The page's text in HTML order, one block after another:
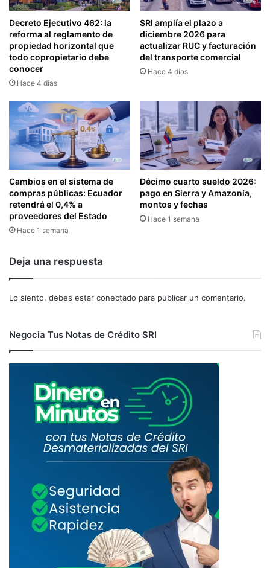
E
B
E
N
F
C
A
N
O
N
L
A
R
E
S
I
O
E
1
L
T
A
B
A
O
N
E
S
E
C
T
O
R
R
V
A
Decreto Ejecutivo 462: la
reforma al reglamento de
propiedad horizontal que
todo copropietario debe
conocer
Hace 4 días
SRI amplía el plazo a
diciembre 2026 para
actualizar RUC y facturación
del transporte comercial
Hace 4 días
Cambios en el sistema de
compras públicas: Ecuador
retendrá el 0,4% a
proveedores del Estado
Hace 1 semana
Décimo cuarto sueldo 2026:
pago en Sierra y Amazonía,
montos y fechas
Hace 1 semana
Deja una respuesta
Lo siento, debes estar conectado para publicar un comentario.
Negocia Tus Notas de Crédito SRI